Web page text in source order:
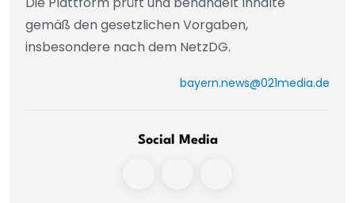
gemäß den gesetzlichen Vorgaben,
insbesondere nach dem NetzDG.
bayern.news@021media.de
Social Media